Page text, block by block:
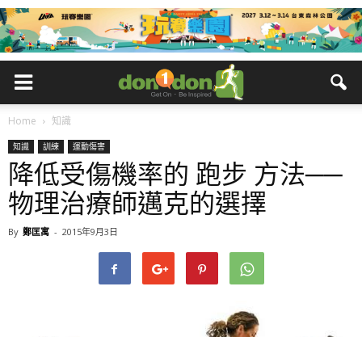
Home 知識
知識 訓練 運動傷害
降低受傷機率的 跑步 方法──
物理治療師邁克的選擇
By 鄭匡寓 - 2015年9月3日